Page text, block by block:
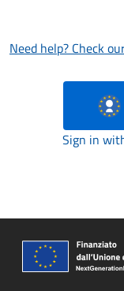
Need help? Check
Sign in